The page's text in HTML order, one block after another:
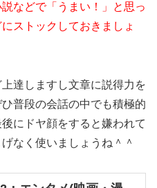
などで「うまい！」と思っ
ストックしておきましょ
達しますし文章に説得力を
普段の会話の中でも積極的
にドヤ顔をすると嫌われて
なく使いましょうね＾＾